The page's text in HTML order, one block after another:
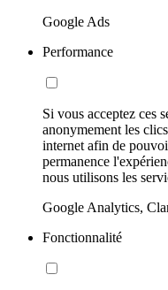
Google Ads
Performance
Si vous acceptez ces
anonymement les
internet afin de
permanence
nous utilisons les
Google Analytics,
Fonctionnalité